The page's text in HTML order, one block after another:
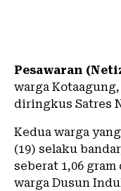
Pesawaran
warga
diringkus Satres
Kedua warga
(19) selaku
seberat 1,06
warga Dusun